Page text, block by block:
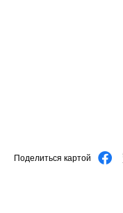
Поделиться картой